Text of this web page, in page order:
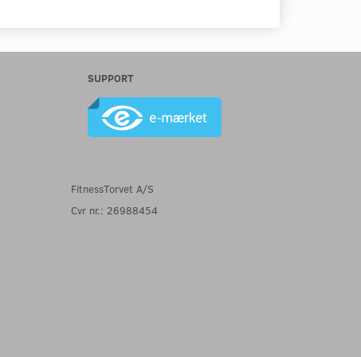
SUPPORT
FitnessTorvet A/S
Cvr nr.: 26988454